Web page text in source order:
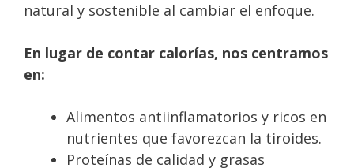
natural y sostenible al cambiar el enfoque.
En lugar de contar calorías, nos centramos
en:
Alimentos antiinflamatorios y ricos en
nutrientes que favorezcan la tiroides.
Proteínas de calidad y grasas